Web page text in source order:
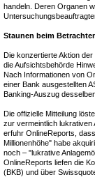
handeln. Deren Organen
Staunen beim
Die konzertierte Aktion
die Aufsichtsbehörde
Nach Informationen von
einer Bank ausgestellten
Banking-Auszug
Die offizielle Mitteilung
zur vermeintlich lukrativen
erfuhr OnlineReports,
Millionenhöhe" habe
noch – "lukrative
OnlineReports liefen die
(BKB) und über